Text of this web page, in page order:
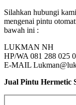
Silahkan hubungi
mengenai pintu
bawah ini :
LUKMAN NH
HP/WA 081 288 025
E-MAIL
Jual Pintu Hermetic